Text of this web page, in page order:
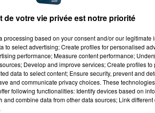
de votre vie privée est notre priorité
processing based on your consent and/or our legitimate
to select advertising; Create profiles for personalised
performance; Measure content performance;
Develop and improve services; Create profiles
data to select content; Ensure security, prevent and
and communicate privacy choices. These
following functionalities: Identify devices based on
combine data from other data sources; Link